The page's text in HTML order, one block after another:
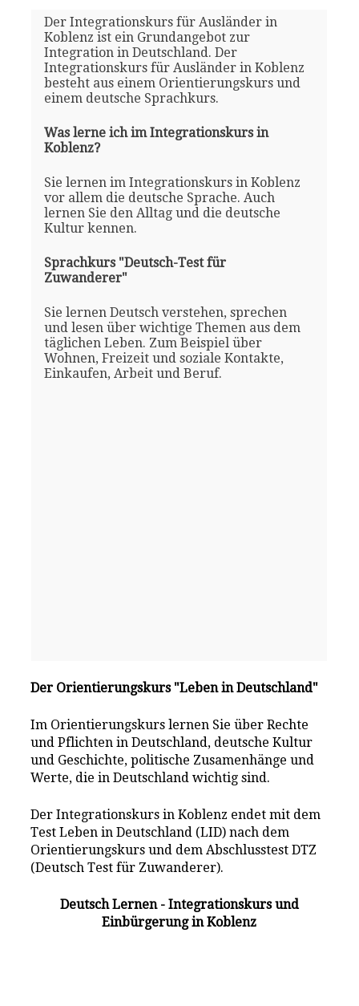
Der Integrationskurs für Ausländer in
Koblenz ist ein Grundangebot zur
Integration in Deutschland. Der
Integrationskurs für Ausländer in Koblenz
besteht aus einem Orientierungskurs und
einem deutsche Sprachkurs.
Was lerne ich im Integrationskurs in
Koblenz?
Sie lernen im Integrationskurs in Koblenz
vor allem die deutsche Sprache. Auch
lernen Sie den Alltag und die deutsche
Kultur kennen.
Sprachkurs "Deutsch-Test für
Zuwanderer"
Sie lernen Deutsch verstehen, sprechen
und lesen über wichtige Themen aus dem
täglichen Leben. Zum Beispiel über
Wohnen, Freizeit und soziale Kontakte,
Einkaufen, Arbeit und Beruf.
Der Orientierungskurs "Leben in Deutschland"
Im Orientierungskurs lernen Sie über Rechte
und Pflichten in Deutschland, deutsche Kultur
und Geschichte, politische Zusamenhänge und
Werte, die in Deutschland wichtig sind.
Der Integrationskurs in Koblenz endet mit dem
Test Leben in Deutschland (LID) nach dem
Orientierungskurs und dem Abschlusstest DTZ
(Deutsch Test für Zuwanderer).
Deutsch Lernen - Integrationskurs und
Einbürgerung in Koblenz